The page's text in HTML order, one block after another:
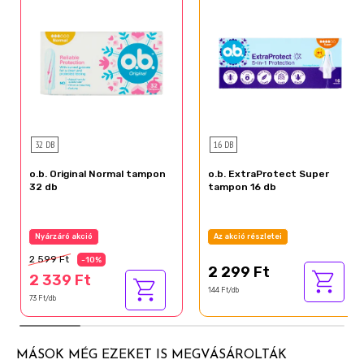
eltávolításhoz
32 DB
o.b. Original Normal tampon
32 db
Nyárzáró akció
2 599 Ft -10%
2 339 Ft
73 Ft/db
16 DB
o.b. ExtraProtect Super
tampon 16 db
Az akció részletei
2 299 Ft
144 Ft/db
MÁSOK MÉG EZEKET IS MEGVÁSÁROLTÁK